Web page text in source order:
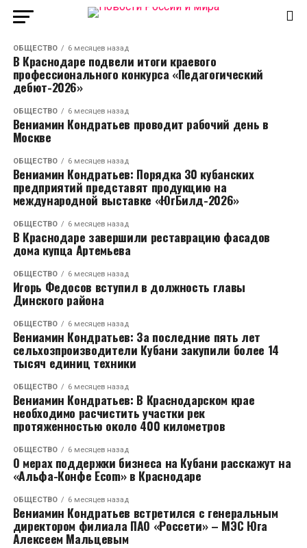
ОБЩЕСТВО 6 месяцев назад
В Краснодаре подвели итоги краевого
профессионального конкурса «Педагогический
дебют-2026»
ОБЩЕСТВО 6 месяцев назад
Вениамин Кондратьев проводит рабочий день в
Москве
ОБЩЕСТВО 6 месяцев назад
Вениамин Кондратьев: Порядка 30 кубанских
предприятий представят продукцию на
международной выставке «ЮгБилд-2026»
ОБЩЕСТВО 6 месяцев назад
В Краснодаре завершили реставрацию фасадов
дома купца Артемьева
ОБЩЕСТВО 6 месяцев назад
Игорь Федосов вступил в должность главы
Динского района
ОБЩЕСТВО 6 месяцев назад
Вениамин Кондратьев: За последние пять лет
сельхозпроизводители Кубани закупили более 14
тысяч единиц техники
ОБЩЕСТВО 6 месяцев назад
Вениамин Кондратьев: В Краснодарском крае
необходимо расчистить участки рек
протяженностью около 400 километров
ОБЩЕСТВО 6 месяцев назад
О мерах поддержки бизнеса на Кубани расскажут на
«Альфа-Конфе Ecom» в Краснодаре
ОБЩЕСТВО 6 месяцев назад
Вениамин Кондратьев встретился с генеральным
директором филиала ПАО «Россети» – МЭС Юга
Алексеем Мальцевым